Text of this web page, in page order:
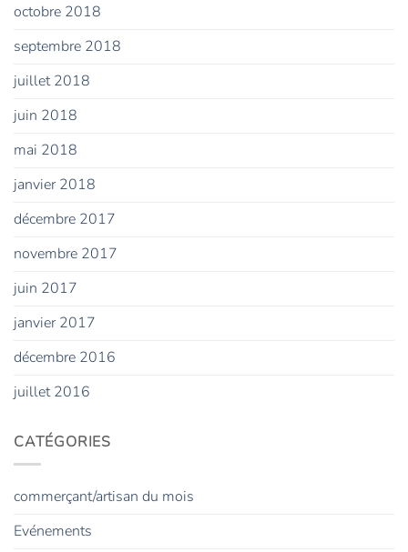
octobre 2018
septembre 2018
juillet 2018
juin 2018
mai 2018
janvier 2018
décembre 2017
novembre 2017
juin 2017
janvier 2017
décembre 2016
juillet 2016
CATÉGORIES
commerçant/artisan du mois
Evénements